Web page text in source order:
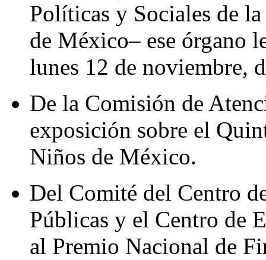
Políticas y Sociales de
de México– ese órgano
lunes 12 de noviembre,
De la Comisión de
exposición sobre el
Niños de México.
Del Comité del Centro
Públicas y el Centro de
al Premio Nacional de